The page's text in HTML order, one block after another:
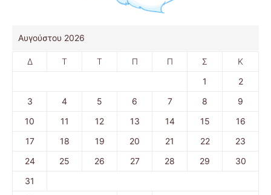
Αυγούστου 2026
Δ Τ Τ Π Π Σ Κ
1
2
3
4 5 6 7 8
9
10
11 12 13 14 15
16
17
18 19 20 21 22
23
24
25 26 27 28 29
30
31